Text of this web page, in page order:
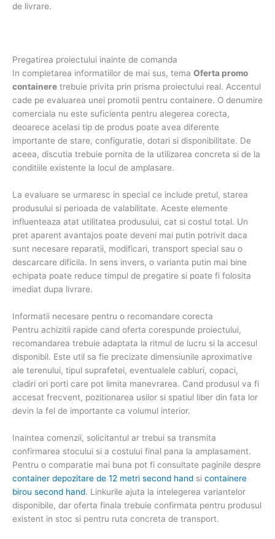
de livrare.
Pregatirea proiectului inainte de comanda
In completarea informatiilor de mai sus, tema Oferta promo
containere trebuie privita prin prisma proiectului real. Accentul
cade pe evaluarea unei promotii pentru containere. O denumire
comerciala nu este suficienta pentru alegerea corecta,
deoarece acelasi tip de produs poate avea diferente
importante de stare, configuratie, dotari si disponibilitate. De
aceea, discutia trebuie pornita de la utilizarea concreta si de la
conditiile existente la locul de amplasare.
La evaluare se urmaresc in special ce include pretul, starea
produsului si perioada de valabilitate. Aceste elemente
influenteaza atat utilitatea produsului, cat si costul total. Un
pret aparent avantajos poate deveni mai putin potrivit daca
sunt necesare reparatii, modificari, transport special sau o
descarcare dificila. In sens invers, o varianta putin mai bine
echipata poate reduce timpul de pregatire si poate fi folosita
imediat dupa livrare.
Informatii necesare pentru o recomandare corecta
Pentru achizitii rapide cand oferta corespunde proiectului,
recomandarea trebuie adaptata la ritmul de lucru si la accesul
disponibil. Este util sa fie precizate dimensiunile aproximative
ale terenului, tipul suprafetei, eventualele cabluri, copaci,
cladiri ori porti care pot limita manevrarea. Cand produsul va fi
accesat frecvent, pozitionarea usilor si spatiul liber din fata lor
devin la fel de importante ca volumul interior.
Inaintea comenzii, solicitantul ar trebui sa transmita
confirmarea stocului si a costului final pana la amplasament.
Pentru o comparatie mai buna pot fi consultate paginile despre
container depozitare de 12 metri second hand si containere
birou second hand. Linkurile ajuta la intelegerea variantelor
disponibile, dar oferta finala trebuie confirmata pentru produsul
existent in stoc si pentru ruta concreta de transport.